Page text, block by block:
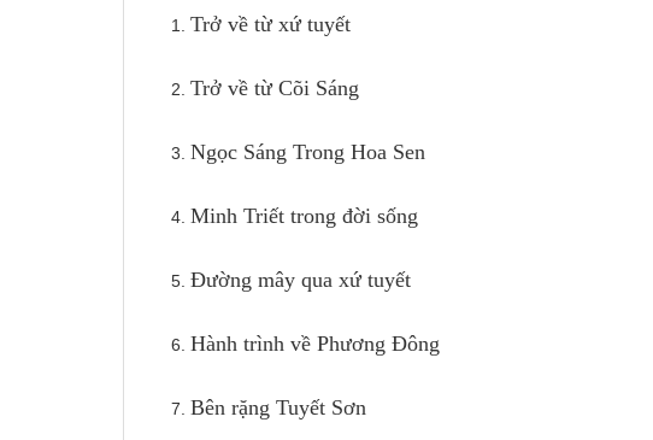
Trở về từ xứ tuyết
Trở về từ Cõi Sáng
Ngọc Sáng Trong Hoa Sen
Minh Triết trong đời sống
Đường mây qua xứ tuyết
Hành trình về Phương Đông
Bên rặng Tuyết Sơn